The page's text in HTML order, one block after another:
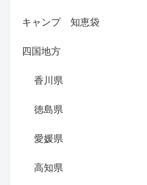
キャンプ 知恵袋
四国地方
香川県
徳島県
愛媛県
高知県